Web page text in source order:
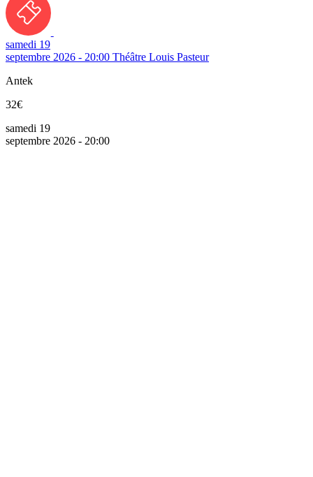
samedi 19
septembre 2026 - 20:00 Théâtre Louis Pasteur
Antek
32€
samedi 19
septembre 2026 - 20:00